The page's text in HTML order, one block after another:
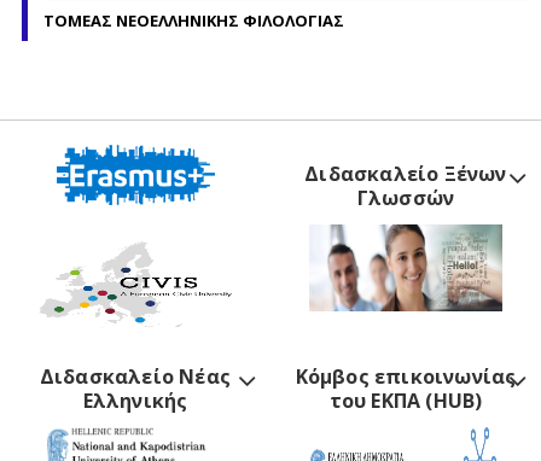
ΤΟΜΕΑΣ ΝΕΟΕΛΛΗΝΙΚΗΣ ΦΙΛΟΛΟΓΙΑΣ
Διδασκαλείο Ξένων
Γλωσσών
Διδασκαλείο Νέας
Ελληνικής
Κόμβος επικοινωνίας
του ΕΚΠΑ (HUB)